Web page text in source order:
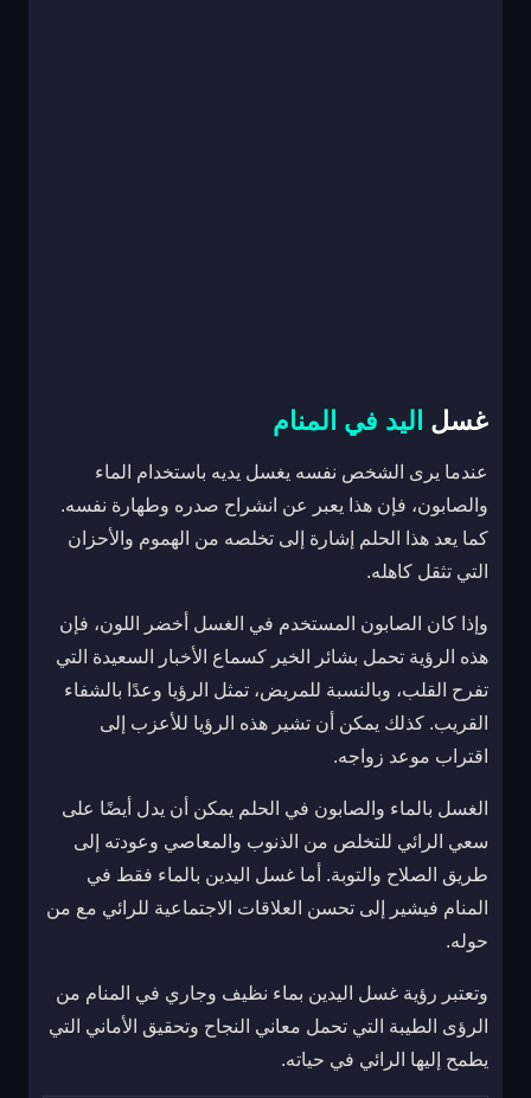
غسل اليد في المنام
عندما يرى الشخص نفسه يغسل يديه باستخدام الماء
والصابون، فإن هذا يعبر عن انشراح صدره وطهارة نفسه.
كما يعد هذا الحلم إشارة إلى تخلصه من الهموم والأحزان
التي تثقل كاهله.
وإذا كان الصابون المستخدم في الغسل أخضر اللون، فإن
هذه الرؤية تحمل بشائر الخير كسماع الأخبار السعيدة التي
تفرح القلب، وبالنسبة للمريض، تمثل الرؤيا وعدًا بالشفاء
القريب. كذلك يمكن أن تشير هذه الرؤيا للأعزب إلى
اقتراب موعد زواجه.
الغسل بالماء والصابون في الحلم يمكن أن يدل أيضًا على
سعي الرائي للتخلص من الذنوب والمعاصي وعودته إلى
طريق الصلاح والتوبة. أما غسل اليدين بالماء فقط في
المنام فيشير إلى تحسن العلاقات الاجتماعية للرائي مع من
حوله.
وتعتبر رؤية غسل اليدين بماء نظيف وجاري في المنام من
الرؤى الطيبة التي تحمل معاني النجاح وتحقيق الأماني التي
يطمح إليها الرائي في حياته.